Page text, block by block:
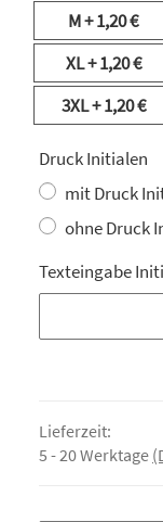
M+ 1,20 €
XL+ 1,20 €
3XL+ 1,20 €
Druck Initialen
mit Druck
ohne Druck
Texteingabe
Lieferzeit:
5 - 20 Werktage